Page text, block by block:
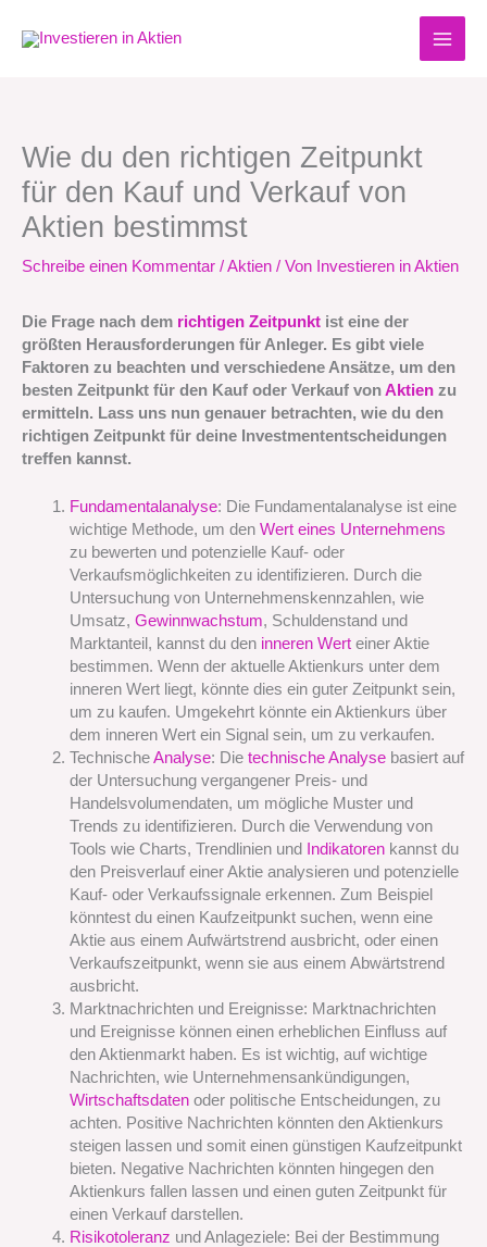
Inhalt
Wie du den richtigen Zeitpunkt
für den Kauf und Verkauf von
Aktien bestimmst
Schreibe einen Kommentar /Aktien / Von Investieren in Aktien
Die Frage nach dem richtigen Zeitpunkt ist eine der
größten Herausforderungen für Anleger. Es gibt viele
Faktoren zu beachten und verschiedene Ansätze, um den
besten Zeitpunkt für den Kauf oder Verkauf vonAktien zu
ermitteln. Lass uns nun genauer betrachten, wie du den
richtigen Zeitpunkt für deine Investmententscheidungen
treffen kannst.
Fundamentalanalyse: Die Fundamentalanalyse ist eine
wichtige Methode, um den Wert eines Unternehmens
zu bewerten und potenzielle Kauf- oder
Verkaufsmöglichkeiten zu identifizieren. Durch die
Untersuchung von Unternehmenskennzahlen, wie
Umsatz, Gewinnwachstum, Schuldenstand und
Marktanteil, kannst du den inneren Werteiner Aktie
bestimmen. Wenn der aktuelle Aktienkurs unter dem
inneren Wert liegt, könnte dies ein guter Zeitpunkt sein,
um zu kaufen. Umgekehrt könnte ein Aktienkurs über
dem inneren Wert ein Signal sein, um zu verkaufen.
TechnischeAnalyse: Die technische Analysebasiert auf
der Untersuchung vergangener Preis- und
Handelsvolumendaten, um mögliche Muster und
Trends zu identifizieren. Durch die Verwendung von
Tools wie Charts, Trendlinien und
Indikatorenkannst du
den Preisverlauf einer Aktie analysieren und potenzielle
Kauf- oder Verkaufssignale erkennen. Zum Beispiel
könntest du einen Kaufzeitpunkt suchen, wenn eine
Aktie aus einem Aufwärtstrend ausbricht, oder einen
Verkaufszeitpunkt, wenn sie aus einem Abwärtstrend
ausbricht.
Marktnachrichten und Ereignisse: Marktnachrichten
und Ereignisse können einen erheblichen Einfluss auf
den Aktienmarkt haben. Es ist wichtig, auf wichtige
Nachrichten, wie Unternehmensankündigungen,
Wirtschaftsdatenoder politische Entscheidungen, zu
achten. Positive Nachrichten könnten den Aktienkurs
steigen lassen und somit einen günstigen Kaufzeitpunkt
bieten. Negative Nachrichten könnten hingegen den
Aktienkurs fallen lassen und einen guten Zeitpunkt für
einen Verkauf darstellen.
Risikotoleranz und Anlageziele: Bei der Bestimmung